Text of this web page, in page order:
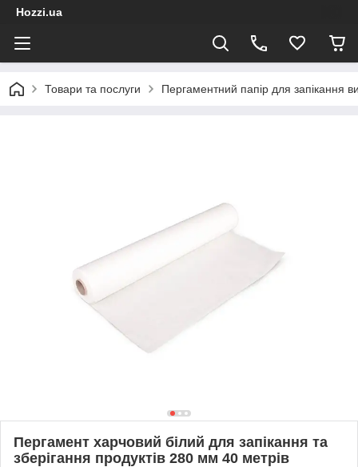
Hozzi.ua
Товари та послуги Пергаментний папір для запікання
Пергамент харчовий білий для запікання та
зберігання продуктів 280 мм 40 метрів